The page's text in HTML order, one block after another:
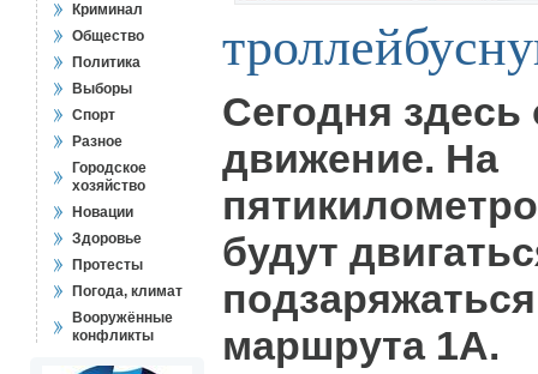
Криминал
Общество
Политика
Выборы
Спорт
Разное
Городское
хозяйство
Новации
Здоровье
Протесты
Погода, климат
Вооружённые
конфликты
Сегодня здесь
движение. На
будут
маршрута 1А.